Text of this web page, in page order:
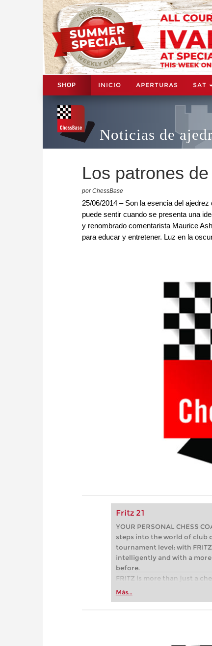
SHOP INICIO APERTURAS SAT
Noticias de
Los patrones
por ChessBase
25/06/2014 – Son la esencia del
puede sentir cuando se presenta una
y renombrado comentarista Maurice
para educar y entretener. Luz en la
Fritz 21
YOUR PERSONAL CHESS
steps into the world of club
tournament level: with
intelligently and with a
before.
FRITZ is more than just a
Whether you’re taking your
more efficiently,
Más...